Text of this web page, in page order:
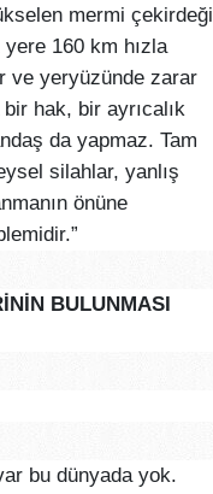
mermi çekirdeği
160 km hızla
ve yeryüzünde zarar
hak, bir ayrıcalık
da yapmaz. Tam
silahlar, yanlış
önüne
BULUNMASI
bu dünyada yok.